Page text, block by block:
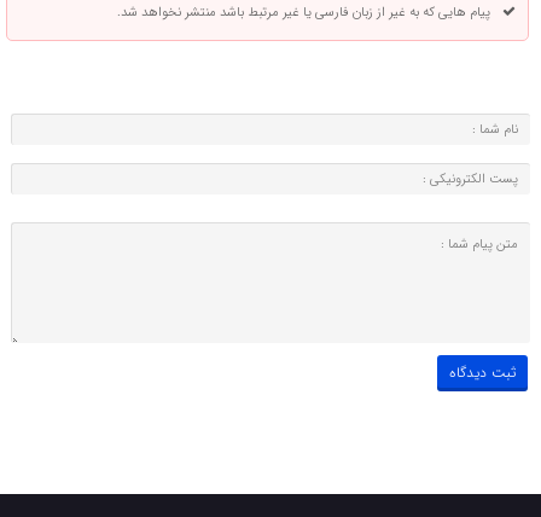
پیام هایی که به غیر از زبان فارسی یا غیر مرتبط باشد منتشر نخواهد شد.